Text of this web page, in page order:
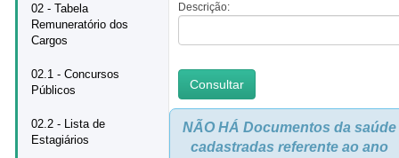
02 - Tabela
Remuneratório dos
Cargos
02.1 - Concursos
Públicos
02.2 - Lista de
Estagiários
Descrição:
NÃO HÁ Documentos da saúde
cadastradas referente ao ano